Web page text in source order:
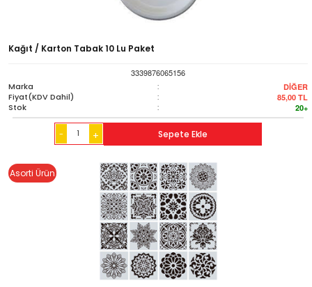
Kağıt / Karton Tabak 10 Lu Paket
3339876065156
Marka
: DİĞER
Fiyat(KDV Dahil) : 85,00 TL
Stok : 20+
- + Sepete Ekle
Asorti Ürün